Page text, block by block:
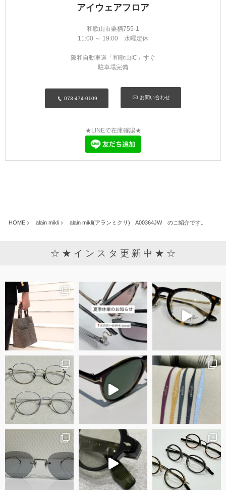
アイウェアフロア
和歌山市栗栖755-1
11:00 ～ 19:00 水曜定休
阪和自動車道「和歌山IC」すぐ
駐車場完備
073-474-0109 お問い合わせ
★LINEで在庫確認★
HOME alain mikli alain mikli(アランミクリ) A00364JW のご紹介です。
☆ ★ イ ン ス タ 更 新 中 ★ ☆